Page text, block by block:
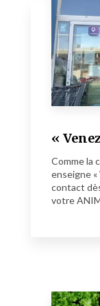
«
Comme la
enseigne «
contact
votre